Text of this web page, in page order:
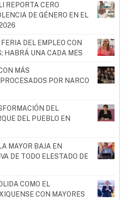
REPORTA CERO
DE GÉNERO EN EL
DEL EMPLEO CON
HABRÁ UNA CADA MES
MÁS
POR NARCO
DEL
DEL PUEBLO EN
MAYOR BAJA EN
DE TODO ELESTADO DE
COMO EL
CON MAYORES